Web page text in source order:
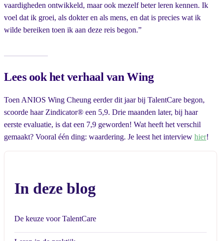
vaardigheden ontwikkeld, maar ook mezelf beter leren kennen. Ik
voel dat ik groei, als dokter en als mens, en dat is precies wat ik
wilde bereiken toen ik aan deze reis begon.”
Lees ook het verhaal van Wing
Toen ANIOS Wing Cheung eerder dit jaar bij TalentCare begon,
scoorde haar Zindicator® een 5,9. Drie maanden later, bij haar
eerste evaluatie, is dat een 7,9 geworden! Wat heeft het verschil
gemaakt? Vooral één ding: waardering. Je leest het interview hier!
In deze blog
De keuze voor TalentCare